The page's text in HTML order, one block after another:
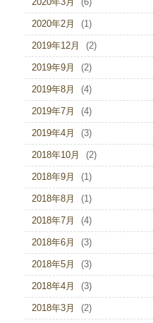
2020年2月 (1)
2019年12月 (2)
2019年9月 (2)
2019年8月 (4)
2019年7月 (4)
2019年4月 (3)
2018年10月 (2)
2018年9月 (1)
2018年8月 (1)
2018年7月 (4)
2018年6月 (3)
2018年5月 (3)
2018年4月 (3)
2018年3月 (2)